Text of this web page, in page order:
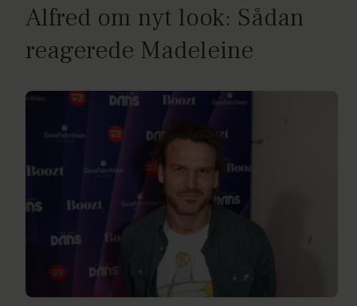
Alfred om nyt look: Sådan
reagerede Madeleine